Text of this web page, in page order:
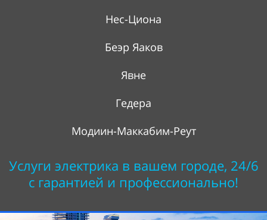
Нес-Циона
Беэр Яаков
Явне
Гедера
Модиин-Маккабим-Реут
Услуги электрика в вашем городе, 24/6
с гарантией и профессионально!